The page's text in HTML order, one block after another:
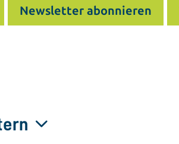
Newsletter abonnieren